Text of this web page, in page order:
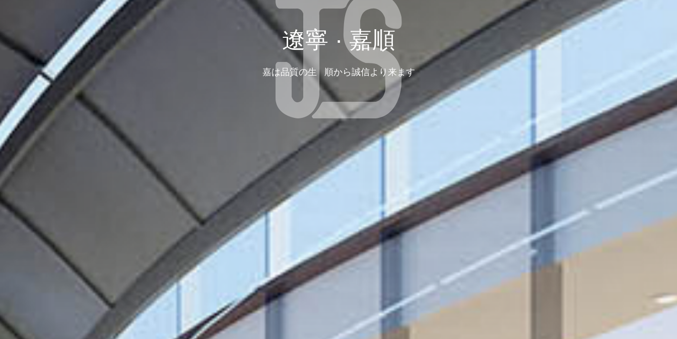
遼寧 · 嘉順
嘉は品質の生 順から誠信より来ます